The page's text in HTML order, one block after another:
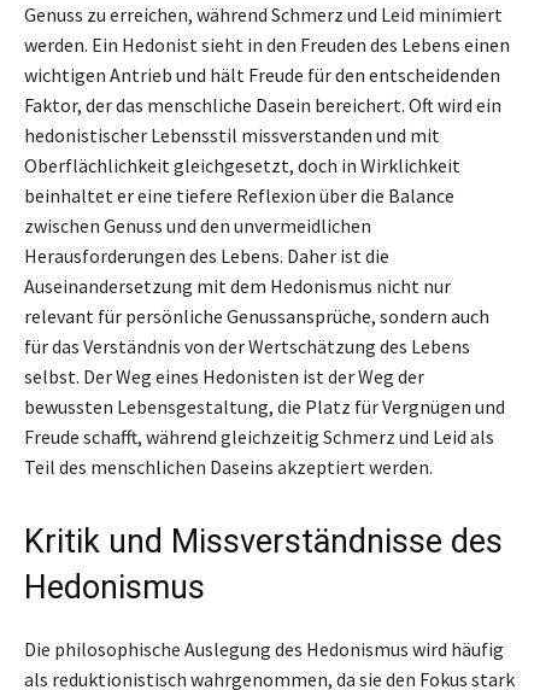
Genuss zu erreichen, während Schmerz und Leid minimiert
werden. Ein Hedonist sieht in den Freuden des Lebens einen
wichtigen Antrieb und hält Freude für den entscheidenden
Faktor, der das menschliche Dasein bereichert. Oft wird ein
hedonistischer Lebensstil missverstanden und mit
Oberflächlichkeit gleichgesetzt, doch in Wirklichkeit
beinhaltet er eine tiefere Reflexion über die Balance
zwischen Genuss und den unvermeidlichen
Herausforderungen des Lebens. Daher ist die
Auseinandersetzung mit dem Hedonismus nicht nur
relevant für persönliche Genussansprüche, sondern auch
für das Verständnis von der Wertschätzung des Lebens
selbst. Der Weg eines Hedonisten ist der Weg der
bewussten Lebensgestaltung, die Platz für Vergnügen und
Freude schafft, während gleichzeitig Schmerz und Leid als
Teil des menschlichen Daseins akzeptiert werden.
Kritik und Missverständnisse des
Hedonismus
Die philosophische Auslegung des Hedonismus wird häufig
als reduktionistisch wahrgenommen, da sie den Fokus stark